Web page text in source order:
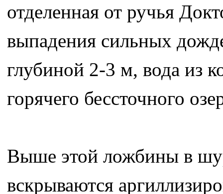
отделенная от ручья
выпадения сильных
глубиной 2-3 м, вода из
горячего бессточного
Выше этой ложбины в
вскрываются